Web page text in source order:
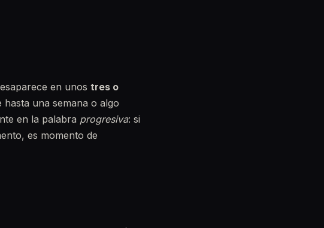
en unos tres o
una semana o algo
en la palabra progresiva: si
es momento de